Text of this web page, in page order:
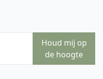
Houd mij op
de hoogte